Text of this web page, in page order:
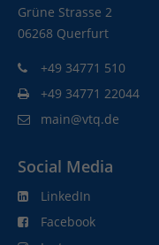
Grüne Strasse 2
06268 Querfurt
+49 34771 510
+49 34771 22044
main@vtq.de
Social Media
LinkedIn
Facebook